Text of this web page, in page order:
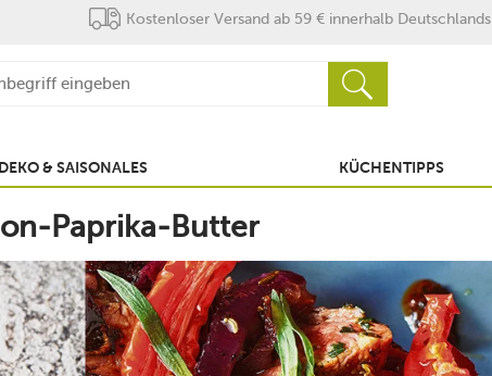
Kostenloser Versand ab 59 € innerhalb Deutschlands
DEKO & SAISONALES KÜCHENTIPPS
Paprika-Butter